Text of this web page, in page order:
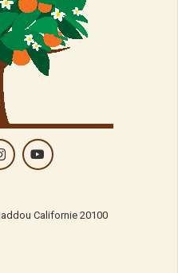
Californie 20100